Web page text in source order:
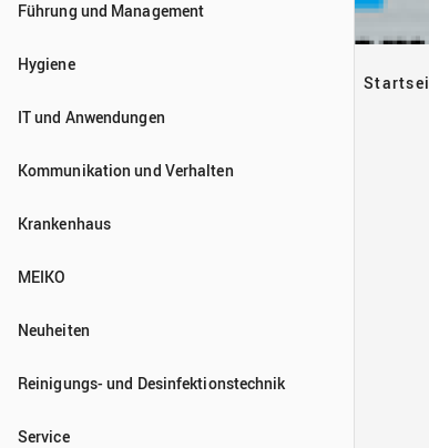
Führung und Management
Hygiene
IT und Anwendungen
Kommunikation und Verhalten
Krankenhaus
MEIKO
Neuheiten
Reinigungs- und Desinfektionstechnik
Service